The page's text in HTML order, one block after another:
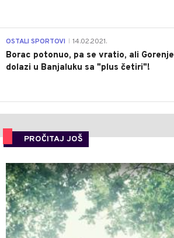
OSTALI SPORTOVI 14.02.2021.
Borac potonuo, pa se vratio, ali Gorenje
dolazi u Banjaluku sa "plus četiri"!
PROČITAJ JOŠ